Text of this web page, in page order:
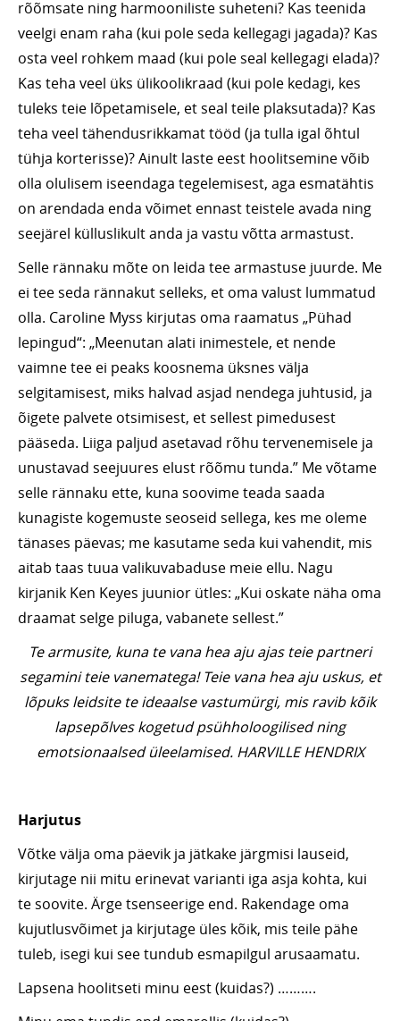
rõõmsate ning harmooniliste suheteni? Kas teenida
veelgi enam raha (kui pole seda kellegagi jagada)? Kas
osta veel rohkem maad (kui pole seal kellegagi elada)?
Kas teha veel üks ülikoolikraad (kui pole kedagi, kes
tuleks teie lõpetamisele, et seal teile plaksutada)? Kas
teha veel tähendusrikkamat tööd (ja tulla igal õhtul
tühja korterisse)? Ainult laste eest hoolitsemine võib
olla olulisem iseendaga tegelemisest, aga esmatähtis
on arendada enda võimet ennast teistele avada ning
seejärel külluslikult anda ja vastu võtta armastust.
Selle rännaku mõte on leida tee armastuse juurde. Me
ei tee seda rännakut selleks, et oma valust lummatud
olla. Caroline Myss kirjutas oma raamatus „Pühad
lepingud“: „Meenutan alati inimestele, et nende
vaimne tee ei peaks koosnema üksnes välja
selgitamisest, miks halvad asjad nendega juhtusid, ja
õigete palvete otsimisest, et sellest pimedusest
pääseda. Liiga paljud asetavad rõhu tervenemisele ja
unustavad seejuures elust rõõmu tunda.” Me võtame
selle rännaku ette, kuna soovime teada saada
kunagiste kogemuste seoseid sellega, kes me oleme
tänases päevas; me kasutame seda kui vahendit, mis
aitab taas tuua valikuvabaduse meie ellu. Nagu
kirjanik Ken Keyes juunior ütles: „Kui oskate näha oma
draamat selge piluga, vabanete sellest.”
Te armusite, kuna te vana hea aju ajas teie partneri
segamini teie vanematega! Teie vana hea aju uskus, et
lõpuks leidsite te ideaalse vastumürgi, mis ravib kõik
lapsepõlves kogetud psühholoogilised ning
emotsionaalsed üleelamised. HARVILLE HENDRIX
Harjutus
Võtke välja oma päevik ja jätkake järgmisi lauseid,
kirjutage nii mitu erinevat varianti iga asja kohta, kui
te soovite. Ärge tsenseerige end. Rakendage oma
kujutlusvõimet ja kirjutage üles kõik, mis teile pähe
tuleb, isegi kui see tundub esmapilgul arusaamatu.
Lapsena hoolitseti minu eest (kuidas?) ……….